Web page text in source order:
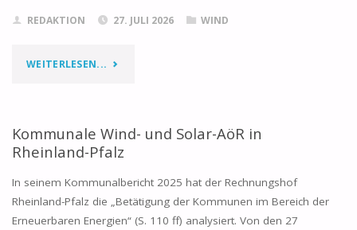
REDAKTION 27. JULI 2026 WIND
WEITERLESEN... "WINDRAD-
IN
LECKMART:
KEIN
GUTACHTEN
Kommunale Wind- und Solar-AöR in
Rheinland-Pfalz
In seinem Kommunalbericht 2025 hat der Rechnungshof
Rheinland-Pfalz die „Betätigung der Kommunen im Bereich der
Erneuerbaren Energien“ (S. 110 ff) analysiert. Von den 27